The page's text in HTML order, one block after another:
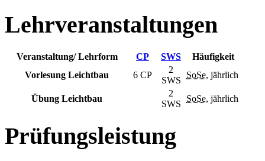
Lehrveranstaltungen
Veranstaltung/ Lehrform CP SWS
Häufigkeit
Vorlesung Leichtbau
6 CP
2
SWS
SoSe, jährlich
Übung Leichtbau
2
SWS
SoSe, jährlich
Prüfungsleistung